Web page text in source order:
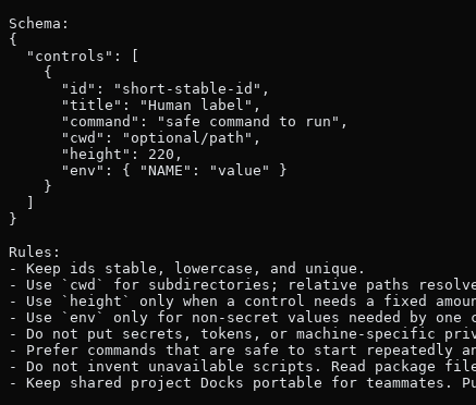
Schema:
{
  "controls": [
    {
      "id": "short-stable-id",
      "title": "Human label",
      "command": "safe command to run",
      "cwd": "optional/path",
      "height": 220,
      "env": { "NAME": "value" }
    }
}
Rules:
- Keep ids stable, lowercase, and unique.
- Use `cwd` for subdirectories; relative paths
- Use `height` only when a control needs a fixed
- Use `env` only for non-secret values needed by one
- Do not put secrets, tokens, or machine-specific
- Prefer commands that are safe to start repeatedly
- Do not invent unavailable scripts. Read package
- Keep shared project Docks portable for